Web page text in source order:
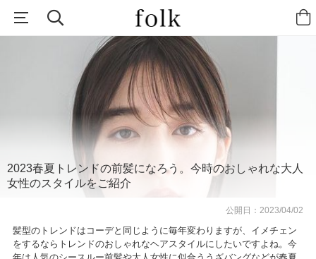
2023春夏トレンドの前髪になろう。今時のおしゃれな大人
女性のスタイルをご紹介
公開日：2023/04/02
髪型のトレンドはコーデと同じように毎年変わりますが、イメチェン
をするならトレンドのおしゃれなヘアスタイルにしたいですよね。今